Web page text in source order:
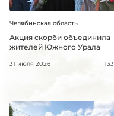
Челябинская область
Акция скорби объединила
жителей Южного Урала
31 июля 2026 133